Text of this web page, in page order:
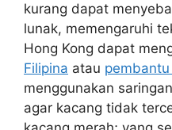
kurang dapat
lunak, memengaruhi
Hong Kong dapat
Filipina atau
menggunakan
agar kacang tidak